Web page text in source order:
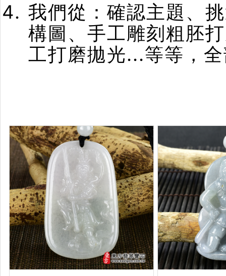
我們從：確認主題、
構圖、手工雕刻粗胚
工打磨拋光...等等，